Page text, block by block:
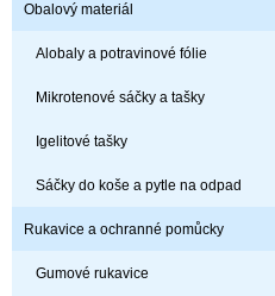
Obalový materiál
Alobaly a potravinové fólie
Mikrotenové sáčky a tašky
Igelitové tašky
Sáčky do koše a pytle na odpad
Rukavice a ochranné pomůcky
Gumové rukavice